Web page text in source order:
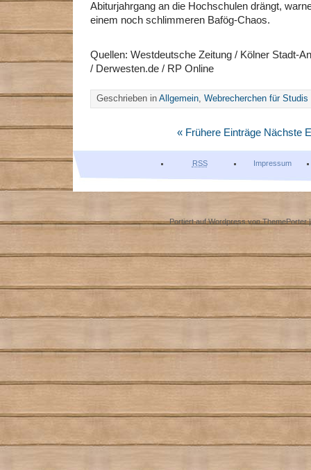
Abiturjahrgang an die Hochschulen drängt,
einem noch schlimmeren Bafög-Chaos.
Quellen: Westdeutsche Zeitung / Kölner Stadt-
/ Derwesten.de / RP Online
Geschrieben in Allgemein, Webrecherchen für Studis
« Frühere Einträge Nächste
RSS Impressum
Portiert auf Wordpress vonThemePorter|